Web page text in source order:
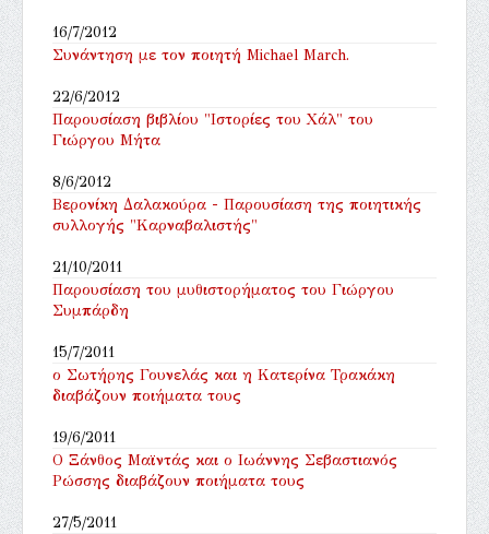
16/7/2012
Συνάντηση με τον ποιητή Michael March.
22/6/2012
Παρουσίαση βιβλίου "Ιστορίες του Χάλ" του
Γιώργου Μήτα
8/6/2012
Βερονίκη Δαλακούρα - Παρουσίαση της ποιητικής
συλλογής "Καρναβαλιστής"
21/10/2011
Παρουσίαση του μυθιστορήματος του Γιώργου
Συμπάρδη
15/7/2011
ο Σωτήρης Γουνελάς και η Κατερίνα Τρακάκη
διαβάζουν ποιήματα τους
19/6/2011
Ο Ξάνθος Μαϊντάς και ο Ιωάννης Σεβαστιανός
Ρώσσης διαβάζουν ποιήματα τους
27/5/2011